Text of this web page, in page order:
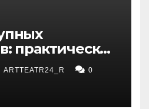
практические
ARTTEATR24_R 0